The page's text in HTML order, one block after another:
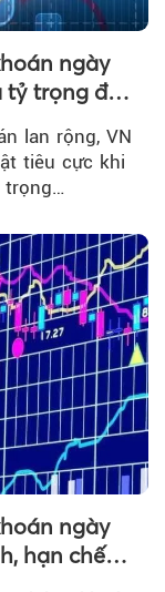
ngày
tỷ trọng đòn
lan rộng, VN
tiêu cực khi
trọng…
ngày
hạn chế